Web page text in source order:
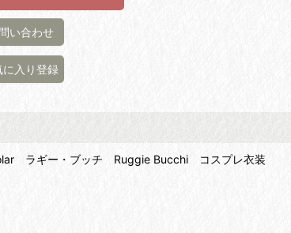
い合わせ
に入り登録
ラギー・ブッチ Ruggie Bucchi コスプレ衣装